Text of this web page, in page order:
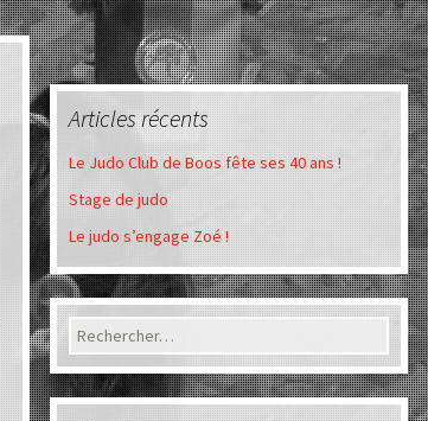
Articles récents
Le Judo Club de Boos fête ses 40 ans !
Stage de judo
Le judo s’engage Zoé !
Rechercher :